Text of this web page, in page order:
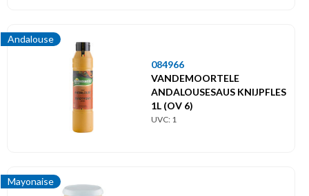
Andalouse
084966
VANDEMOORTELE
ANDALOUSESAUS KNIJPFLES
1L (OV 6)
UVC: 1
Mayonaise